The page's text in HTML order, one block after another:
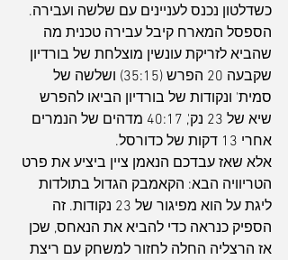
כשדלטון נכנס לעניינים עם שלשה ועבירה.
הספסל המארח קיבל עבירה טכנית מה
שהביא לזריקת עונשין מוצלחת של בורדיון
שקבעה 20 הפרש (35:15) ושלשה של
סמית' ונקודות של בורדיון הביאו להפרש
שיא של 23 נק', 40:17 מדהים של הנמרים
אחרי 13 דקות של כדורסל.
אלא שאז עבדכם הנאמן ציין ביציע את פרט
הטריוויה הבא: הקאמבק הגדול בתולדות
ליגת על הוא מפיגור של 23 נקודות. זה
הספיק כנראה כדי להביא את הנאחס, שכן
אז הרצליה החלה לחזור למשחק עם ריצת